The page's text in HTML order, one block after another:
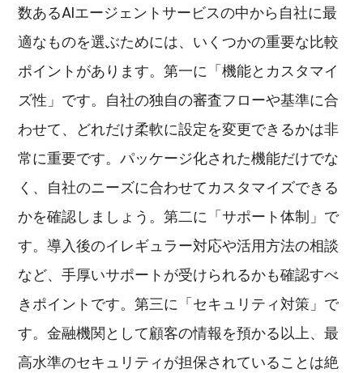
数あるAIエージェントサービスの中から自社に最
適なものを選ぶためには、いくつかの重要な比較
ポイントがあります。第一に「機能とカスタマイ
ズ性」です。自社の独自の審査フローや基準に合
わせて、どれだけ柔軟に設定を変更できるかは非
常に重要です。パッケージ化された機能だけでな
く、自社のニーズに合わせてカスタマイズできる
かを確認しましょう。第二に「サポート体制」で
す。導入後のイレギュラー対応や活用方法の相談
など、手厚いサポートが受けられるかも確認すべ
きポイントです。第三に「セキュリティ対策」で
す。金融機関として顧客の情報を預かる以上、最
高水準のセキュリティが担保されていることは絶